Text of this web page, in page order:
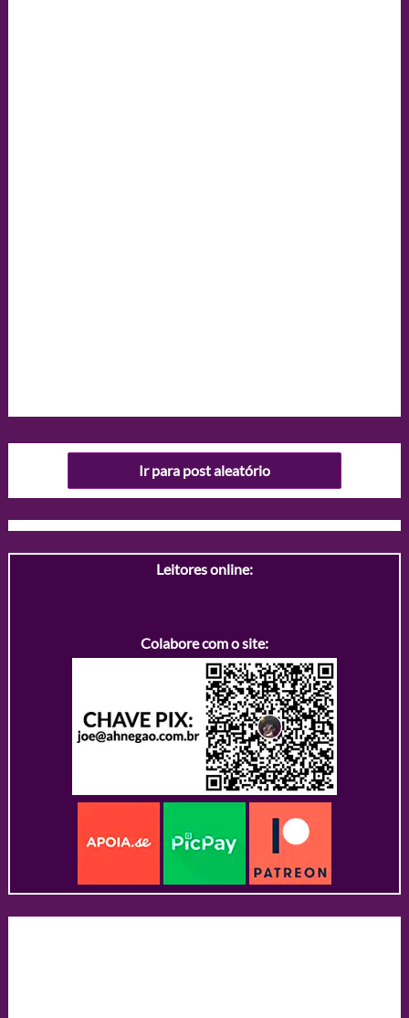
Ir para post aleatório
Leitores online:
Colabore com o site: